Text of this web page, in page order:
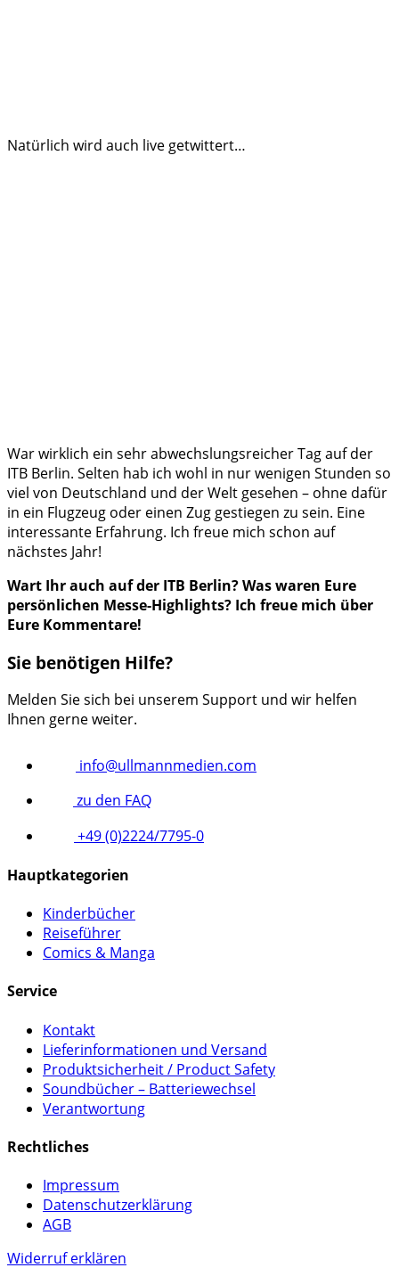
Natürlich wird auch live getwittert…
War wirklich ein sehr abwechslungsreicher Tag auf der
ITB Berlin. Selten hab ich wohl in nur wenigen Stunden so
viel von Deutschland und der Welt gesehen – ohne dafür
in ein Flugzeug oder einen Zug gestiegen zu sein. Eine
interessante Erfahrung. Ich freue mich schon auf
nächstes Jahr!
Wart Ihr auch auf der ITB Berlin? Was waren Eure
persönlichen Messe-Highlights? Ich freue mich über
Eure Kommentare!
Sie benötigen Hilfe?
Melden Sie sich bei unserem Support und wir helfen
Ihnen gerne weiter.
info@ullmannmedien.com
zu den FAQ
+49 (0)2224/7795-0
Hauptkategorien
Kinderbücher
Reiseführer
Comics & Manga
Service
Kontakt
Lieferinformationen und Versand
Produktsicherheit / Product Safety
Soundbücher – Batteriewechsel
Verantwortung
Rechtliches
Impressum
Datenschutzerklärung
AGB
Widerruf erklären